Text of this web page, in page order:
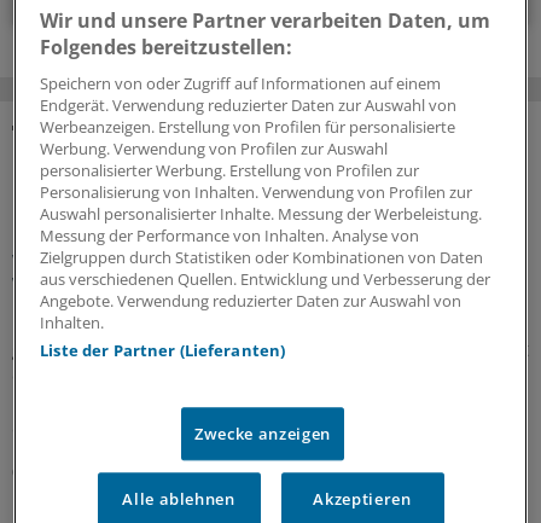
MEHR ZUM THEMA
Präventionsoffensive
Gesundheitsrechtler Thomas Schlegel: „Krankheit
wirkt wie eine stille Rezession im Inneren der
Wirtschaft“
Die Koalition will die Prävention als
gesamtgesellschaftliche Aufgabe stärken. Richtig so, sagt
Interview mit der Ärzte Zeitung. Das Thema habe aber
eine viel größere Dimension als viele meinten.
07.08.2026
Wir und unsere Partner verarbeiten Daten, um
Folgendes bereitzustellen:
Speichern von oder Zugriff auf Informationen auf einem
Endgerät. Verwendung reduzierter Daten zur Auswahl von
Werbeanzeigen. Erstellung von Profilen für personalisierte
Werbung. Verwendung von Profilen zur Auswahl
personalisierter Werbung. Erstellung von Profilen zur
Personalisierung von Inhalten. Verwendung von Profilen zur
Auswahl personalisierter Inhalte. Messung der Werbeleistung.
Messung der Performance von Inhalten. Analyse von
Zielgruppen durch Statistiken oder Kombinationen von Daten
aus verschiedenen Quellen. Entwicklung und Verbesserung der
Angebote. Verwendung reduzierter Daten zur Auswahl von
Inhalten.
Liste der Partner (Lieferanten)
Zwecke anzeigen
Alle ablehnen Akzeptieren